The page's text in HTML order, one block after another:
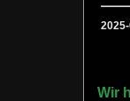
Wir